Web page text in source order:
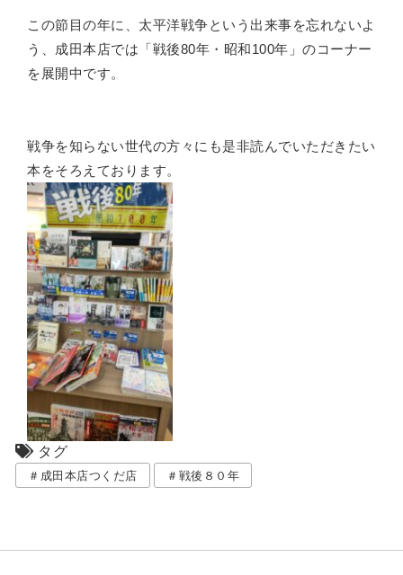
この節目の年に、太平洋戦争という出来事を忘れないよ
う、成田本店では「戦後80年・昭和100年」のコーナー
を展開中です。
戦争を知らない世代の方々にも是非読んでいただきたい
本をそろえております。
タグ
＃成田本店つくだ店 ＃戦後８０年